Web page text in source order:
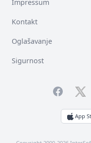
Impressum
Kontakt
Oglašavanje
Sigurnost
Facebook
App